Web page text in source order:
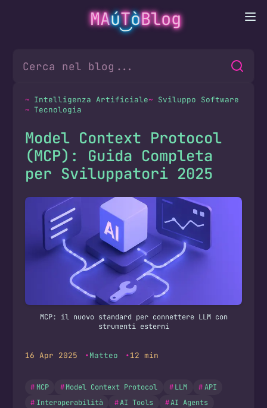
MAúTòBlog
Intelligenza Artificiale
Sviluppo Software
Tecnologia
Model Context Protocol
(MCP): Guida Completa
per Sviluppatori 2025
MCP: il nuovo standard per connettere LLM con
strumenti esterni
16 Apr 2025 Matteo 12 min
MCP Model Context Protocol LLM
API
Interoperabilità
AI Tools
AI Agents